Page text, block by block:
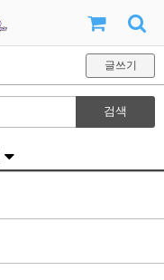
글쓰기
검색